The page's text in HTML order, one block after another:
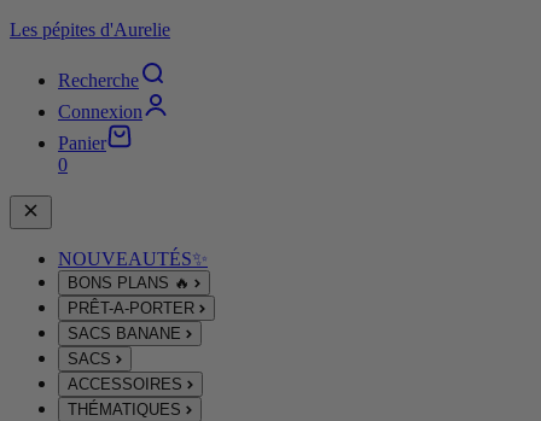
Les pépites d'Aurelie
Recherche
Connexion
Panier
0
NOUVEAUTÉS✨
BONS PLANS 🔥
PRÊT-A-PORTER
SACS BANANE
SACS
ACCESSOIRES
THÉMATIQUES